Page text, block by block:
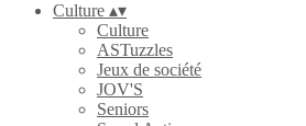
Culture ▴▾
Culture
ASTuzzles
Jeux de société
JOV'S
Seniors